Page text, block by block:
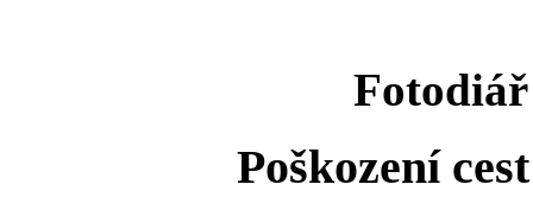
Fotodiář
Poškození